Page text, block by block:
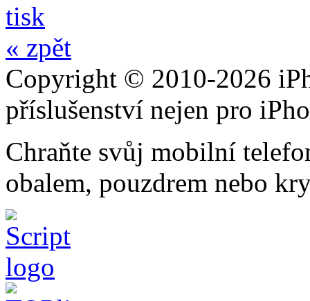
tisk
« zpět
Copyright © 2010-2026
příslušenství nejen pro
Chraňte svůj mobilní
obalem, pouzdrem nebo